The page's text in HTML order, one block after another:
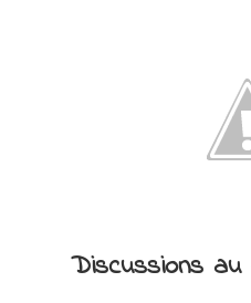
Discussions